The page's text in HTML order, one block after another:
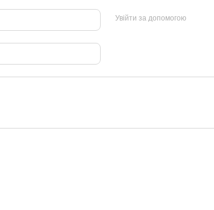
Увійти за допомогою